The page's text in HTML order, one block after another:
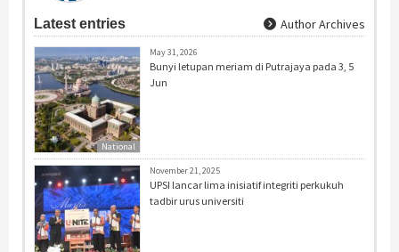
Latest entries Author Archives
National
May 31, 2026
Bunyi letupan meriam di Putrajaya pada 3, 5
Jun
November 21, 2025
UPSI lancar lima inisiatif integriti perkukuh
tadbir urus universiti